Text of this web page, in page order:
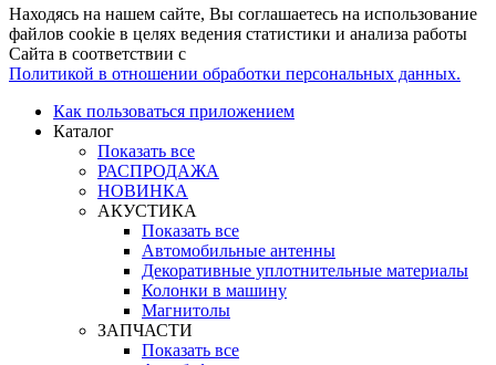
Находясь на нашем сайте, Вы соглашаетесь на использование
файлов cookie в целях ведения статистики и анализа работы
Сайта в соответствии с
Политикой в отношении обработки персональных данных.
Как пользоваться приложением
Каталог
Показать все
РАСПРОДАЖА
НОВИНКА
АКУСТИКА
Показать все
Автомобильные антенны
Декоративные уплотнительные материалы
Колонки в машину
Магнитолы
ЗАПЧАСТИ
Показать все